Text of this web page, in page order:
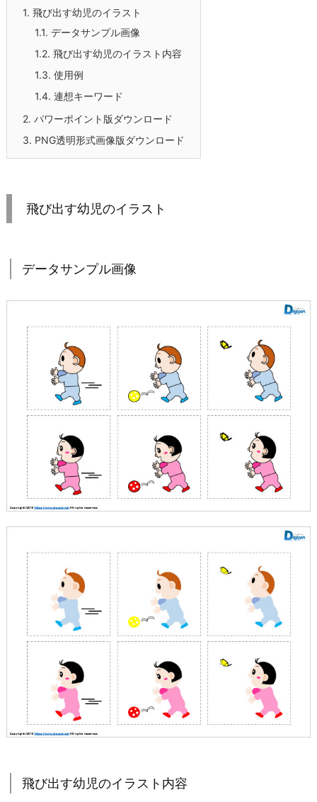
1. 飛び出す幼児のイラスト
1.1. データサンプル画像
1.2. 飛び出す幼児のイラスト内容
1.3. 使用例
1.4. 連想キーワード
2. パワーポイント版ダウンロード
3. PNG透明形式画像版ダウンロード
飛び出す幼児のイラスト
データサンプル画像
飛び出す幼児のイラスト内容